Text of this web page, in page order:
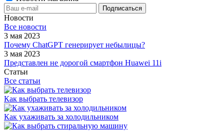
Новости
Все новости
3 мая 2023
Почему ChatGPT генерирует небылицы?
3 мая 2023
Представлен не дорогой смартфон Huawei 11i
Статьи
Все статьи
Как выбрать телевизор
Как ухаживать за холодильником